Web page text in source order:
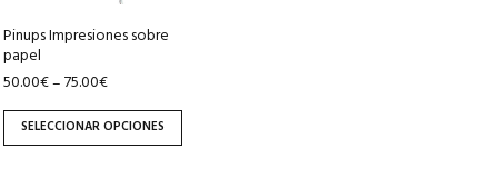
Pinups Impresiones sobre
papel
50.00€–75.00€
SELECCIONAR OPCIONES
en
la
de
producto